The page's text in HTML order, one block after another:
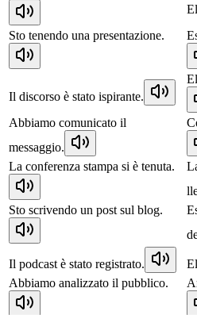
Sto tenendo una presentazione.
Il discorso è stato ispirante.
Abbiamo comunicato il
messaggio.
La conferenza stampa si è tenuta.
Sto scrivendo un post sul blog.
Il podcast è stato registrato.
Abbiamo analizzato il pubblico.